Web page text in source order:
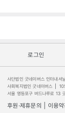
로그인
사단법인 굿네이버스 인터내셔
사회복지법인 굿네이버스
서울 영등포구 버드나루로 13
후원·제휴문의 이용